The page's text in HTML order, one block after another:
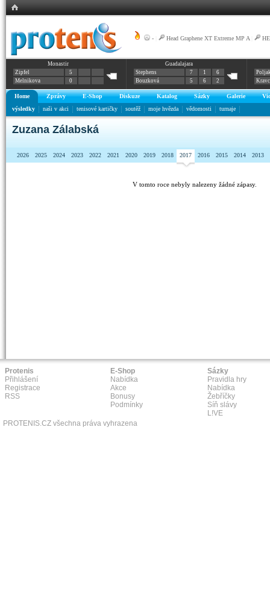
- Head Graphene XT Extreme MP A
Monastir
Zipfel
5
Melnikova
0
Guadalajara
Stephens
7 1
6
Bouzková
5 6 2
Home Zprávy E-Shop Diskuze Katalog Sázky Galerie
výsledky
naši v akci tenisové kartičky soutěž moje hvězda vědomosti turnaje
Zuzana Zálabská
2026 2025 2024 2023 2022 2021 2020 2019 2018 2017 2016 2015 2014 2013
V tomto roce nebyly nalezeny žádné zápasy.
Protenis
Přihlášení
Registrace
RSS
E-Shop
Nabídka
Akce
Bonusy
Podmínky
Sázky
Pravidla hry
Nabídka
Žebříčky
Síň slávy
L!VE
PROTENIS.CZ všechna práva vyhrazena